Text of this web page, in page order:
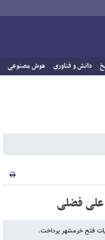
دانش و فناوری هوش مصنوعی
علی فضلی